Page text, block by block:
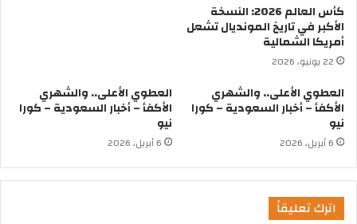
كأس العالم 2026: النسخة
الأكبر في تاريخ المونديال تشعل
أمريكا الشمالية
22 يونيو، 2026
العطوي الأعلى.. والشهري
الأكفأ – أخبار السعودية – كورا
نيو
6 أبريل، 2026
العطوي الأعلى.. والشهري
الأكفأ – أخبار السعودية – كورا
نيو
6 أبريل، 2026
اترك تعليقاً